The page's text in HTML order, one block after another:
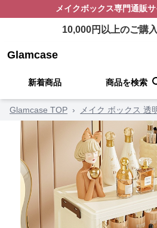
メイクボックス専門通販サ
10,000円以上のご購
Glamcase
新着商品 商品を検索
Glamcase TOP › メイク ボックス 透